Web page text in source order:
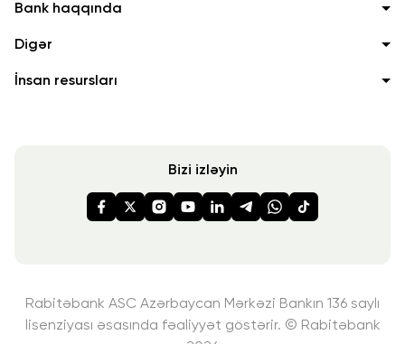
Bank haqqında
Digər
İnsan resursları
Bizi izləyin
Rabitəbank ASC Azərbaycan Mərkəzi Bankın 136 saylı
lisenziyası əsasında fəaliyyət göstərir. © Rabitəbank